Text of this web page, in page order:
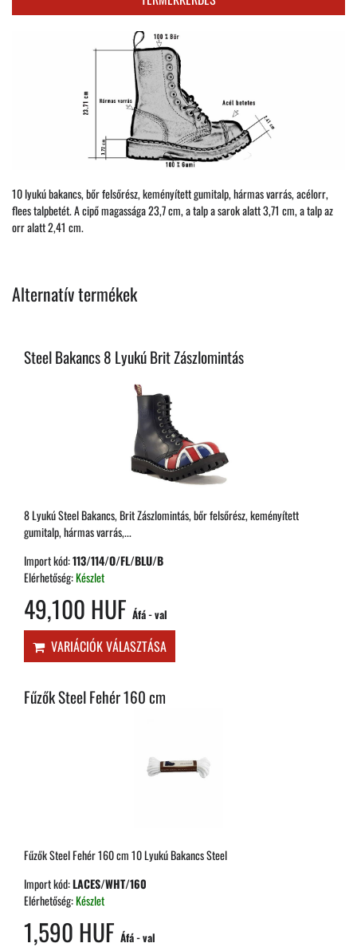
10 lyukú bakancs, bőr felsőrész, keményített gumitalp, hármas varrás, acélorr,
flees talpbetét. A cipő magassága 23,7 cm, a talp a sarok alatt 3,71 cm, a talp az
orr alatt 2,41 cm.
Alternatív termékek
Steel Bakancs 8 Lyukú Brit Zászlomintás
8 Lyukú Steel Bakancs, Brit Zászlomintás, bőr felsőrész, keményített
gumitalp, hármas varrás,...
Import kód:113/114/O/FL/BLU/B
Elérhetőség:Készlet
49,100 HUF Áfá - val
VARIÁCIÓK VÁLASZTÁSA
Fűzők Steel Fehér 160 cm
Fűzők Steel Fehér 160 cm 10 Lyukú Bakancs Steel
Import kód:LACES/WHT/160
Elérhetőség:Készlet
1,590 HUF Áfá - val